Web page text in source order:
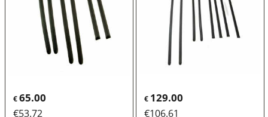
€65.00
€53.72
€ 129.00
€106.61